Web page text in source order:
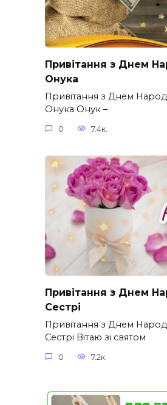
Привітання з Днем
Онука
Привітання з Днем
Онука Онук –
0 7.4к.
Привітання з Днем
Сестрі
Привітання з Днем
Сестрі Вітаю зі святом
0 7.2к.